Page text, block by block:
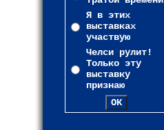
Я в этих
выставках
участвую
Челси рулит!
Только эту
выставку
признаю